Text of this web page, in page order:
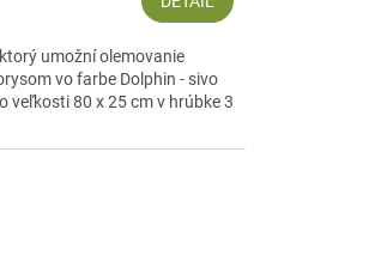
umožní olemovanie
vo farbe Dolphin - sivo
veľkosti 80 x 25 cm v hrúbke 3